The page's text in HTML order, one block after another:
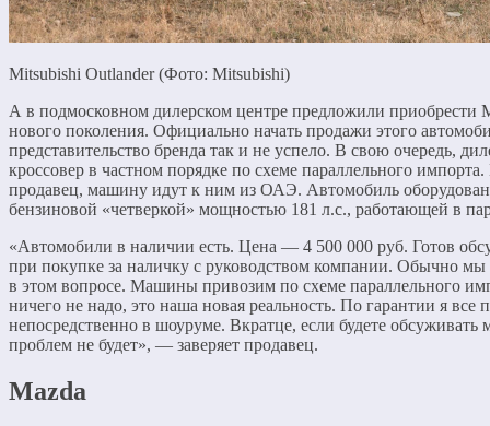
Mitsubishi Outlander (Фото: Mitsubishi)
А в подмосковном дилерском центре предложили приобрести
нового поколения. Официально начать продажи этого
представительство бренда так и не успело. В свою очередь,
кроссовер в частном порядке по схеме параллельного
продавец, машину идут к ним из ОАЭ. Автомобиль
бензиновой «четверкой» мощностью 181 л.с., работающей в
«Автомобили в наличии есть. Цена — 4 500 000 руб. Готов
при покупке за наличку с руководством компании. Обычно мы
в этом вопросе. Машины привозим по схеме параллельного
ничего не надо, это наша новая реальность. По гарантии я все
непосредственно в шоуруме. Вкратце, если будете
проблем не будет», — заверяет продавец.
Mazda